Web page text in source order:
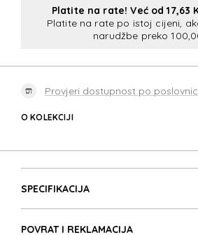
Platite na rate! Već od 17,63
Platite na rate po istoj cijeni,
narudžbe preko
Provjeri dostupnost po
O KOLEKCIJI
SPECIFIKACIJA
POVRAT I REKLAMACIJA